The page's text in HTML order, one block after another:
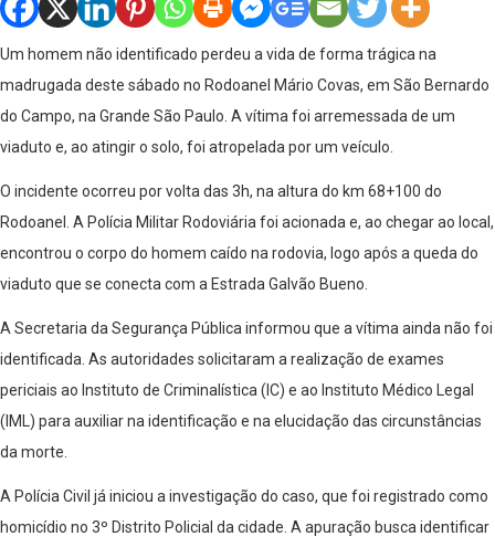
Um homem não identificado perdeu a vida de forma trágica na
madrugada deste sábado no Rodoanel Mário Covas, em São Bernardo
do Campo, na Grande São Paulo. A vítima foi arremessada de um
viaduto e, ao atingir o solo, foi atropelada por um veículo.
O incidente ocorreu por volta das 3h, na altura do km 68+100 do
Rodoanel. A Polícia Militar Rodoviária foi acionada e, ao chegar ao local,
encontrou o corpo do homem caído na rodovia, logo após a queda do
viaduto que se conecta com a Estrada Galvão Bueno.
A Secretaria da Segurança Pública informou que a vítima ainda não foi
identificada. As autoridades solicitaram a realização de exames
periciais ao Instituto de Criminalística (IC) e ao Instituto Médico Legal
(IML) para auxiliar na identificação e na elucidação das circunstâncias
da morte.
A Polícia Civil já iniciou a investigação do caso, que foi registrado como
homicídio no 3º Distrito Policial da cidade. A apuração busca identificar